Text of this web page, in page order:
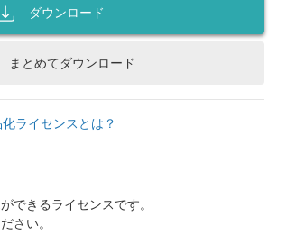
ダウンロード
まとめてダウンロード
ライセンスとは？
できるライセンスです。
さい。